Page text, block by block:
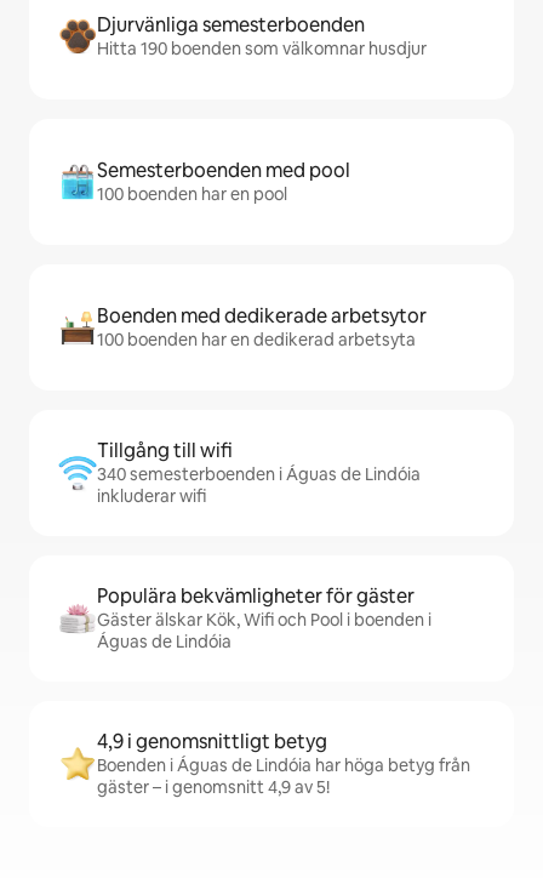
Djurvänliga semesterboenden
Hitta 190 boenden som välkomnar husdjur
Semesterboenden med pool
100 boenden har en pool
Boenden med dedikerade arbetsytor
100 boenden har en dedikerad arbetsyta
Tillgång till wifi
340 semesterboenden i Águas de Lindóia
inkluderar wifi
Populära bekvämligheter för gäster
Gäster älskar Kök, Wifi och Pool i boenden i
Águas de Lindóia
4,9 i genomsnittligt betyg
Boenden i Águas de Lindóia har höga betyg från
gäster – i genomsnitt 4,9 av 5!